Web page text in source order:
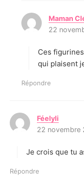
Maman
22
Ces
qui plaisent
Répondre
Féelyli
i
:
22 novembre
Je crois que tu
Répondre